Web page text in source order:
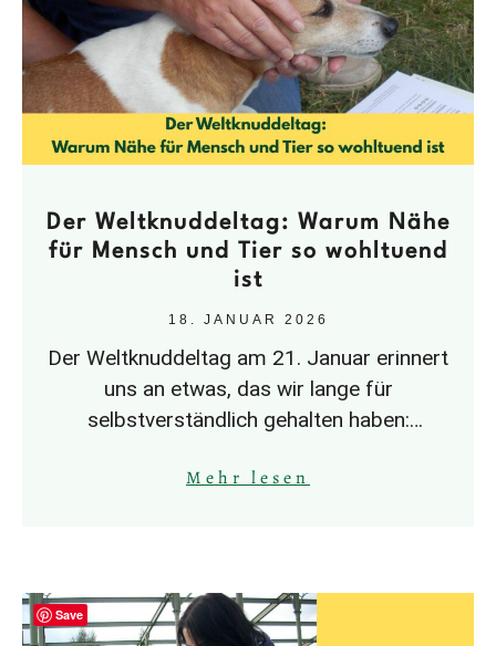
Der Weltknuddeltag: Warum Nähe
für Mensch und Tier so wohltuend
ist
18. JANUAR 2026
Der Weltknuddeltag am 21. Januar erinnert
uns an etwas, das wir lange für
selbstverständlich gehalten haben:
vielen von uns schmerzlich
Mehr lesen
Save